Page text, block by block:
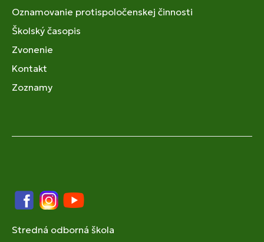
Oznamovanie protispoločenskej činnosti
Školský časopis
Zvonenie
Kontakt
Zoznamy
FacebookInstagram
YouTube
Stredná odborná škola